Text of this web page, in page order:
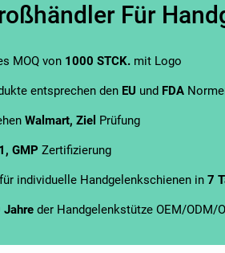
Für
MOQ von 1000 STCK. mit Logo
entsprechen den EU und FDA
Walmart, Ziel Prüfung
GMPZertifizierung
individuelle Handgelenkschienen in7
Jahre der Handgelenkstütze OEM/ODM/